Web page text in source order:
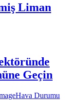
Liman
Geçin
Hava Durumu